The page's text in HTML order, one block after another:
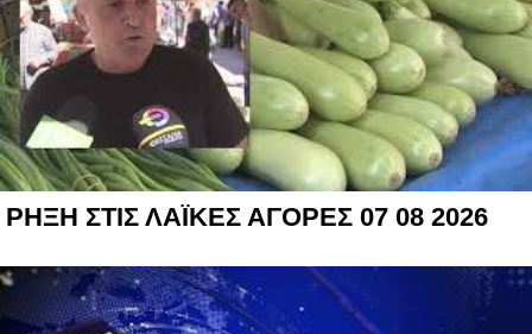
ΡΗΞΗ ΣΤΙΣ ΛΑΪΚΕΣ ΑΓΟΡΕΣ 07 08 2026